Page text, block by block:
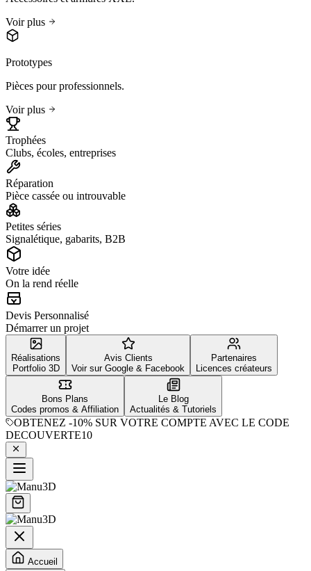
Voir plus
Prototypes
Pièces pour professionnels.
Voir plus
Trophées
Clubs, écoles, entreprises
Réparation
Pièce cassée ou introuvable
Petites séries
Signalétique, gabarits, B2B
Votre idée
On la rend réelle
Devis Personnalisé
Démarrer un projet
Réalisations
Portfolio 3D
Avis Clients
Voir sur Google & Facebook
Partenaires
Licences créateurs
Bons Plans
Codes promos & Affiliation
Le Blog
Actualités & Tutoriels
OBTENEZ -10% SUR VOTRE COMPTE AVEC LE CODE
DECOUVERTE10
Accueil